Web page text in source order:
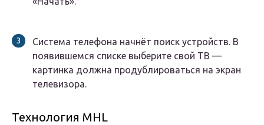
Система телефона начнёт поиск устройств. В
появившемся списке выберите свой ТВ —
картинка должна продублироваться на экран
телевизора.
Технология MHL